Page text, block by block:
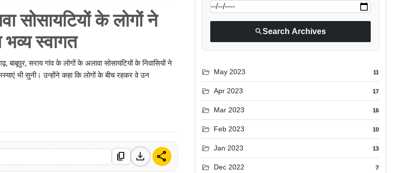
सोसायटियों के लोगों ने
भव्य स्वागत
सराय गांव के लोगों के अलावा सोसायटियों के निवासियों ने
भी सुनी। उन्होंने कहा कि लोगों के बीच रहकर वे उन
content_copy download share
searchSearch Archives
folder_open May 2023 11
folder_open Apr 2023 17
folder_open Mar 2023 16
folder_open Feb 2023 10
folder_open Jan 2023 13
folder_open Dec 2022 7